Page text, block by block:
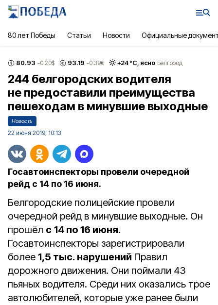
80 лет Победы Статьи Новости Официальные
80.93 -0.20$ 93.19 -0.39€ +24°С, ясно Белгород
244 белгородских водителя
не предоставили преимущества
пешеходам в минувшие выходные
Новость
22 июня 2019, 10:13
Госавтоинспекторы провели очередной
рейд с 14 по 16 июня.
Белгородские полицейские провели
очередной рейд в минувшие выходные. Он
прошёл с 14 по 16 июня.
Госавтоинспекторы зарегистрировали
более 1,5 тыс. нарушений Правил
дорожного движения. Они поймали 43
пьяных водителя. Среди них оказались трое
автолюбителей, которые уже ранее были